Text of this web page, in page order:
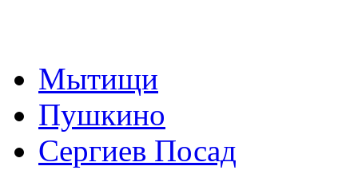
Мытищи
Пушкино
Сергиев Посад